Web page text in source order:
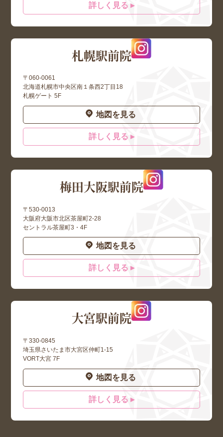
詳しく見る ▸
札幌駅前院
〒060-0061
北海道札幌市中央区南１条西2丁目18
札幌ゲート 5F
地図を見る
詳しく見る ▸
梅田大阪駅前院
〒530-0013
大阪府大阪市北区茶屋町2-28
セントラル茶屋町3・4F
地図を見る
詳しく見る ▸
大宮駅前院
〒330-0845
埼玉県さいたま市大宮区仲町1-15
VORT大宮 7F
地図を見る
詳しく見る ▸